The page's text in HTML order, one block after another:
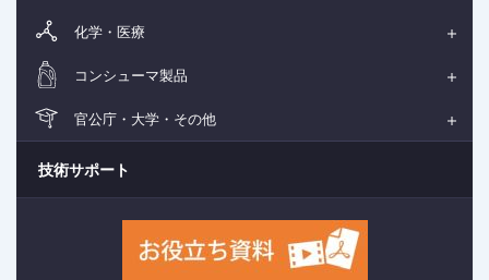
化学・医療
コンシューマ製品
官公庁・大学・その他
技術サポート